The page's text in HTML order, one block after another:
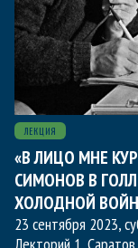
ЛЕКЦИЯ
«В ЛИЦО МНЕ
СИМОНОВ В
ХОЛОДНОЙ
23 сентября 2023,